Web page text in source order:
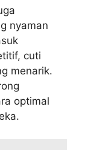
nyaman
cuti
menarik.
optimal